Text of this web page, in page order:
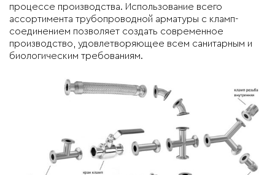
процессе производства. Использование всего
ассортимента трубопроводной арматуры с кламп-
соединением позволяет создать современное
производство, удовлетворяющее всем санитарным и
биологическим требованиям.